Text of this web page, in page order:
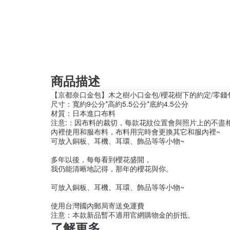
商品描述
【京都奈口金包】木之樹小口金包/櫻花樹下的約定/零錢
尺寸：寬約9公分*高約5.5公分*底約4.5公分
材質：日本進口布料
注意:：因布料的裁切，每款花紋位置會與照片上的不盡
內裡使用和服布料，布料用完時會更換其它和服內裡~
可放入銅板、耳機、耳環、飾品等等小物~
多年以後，每每看到櫻花盛開，
我仍能清晰地記得，那年的櫻花與你。
可放入銅板、耳機、耳環、飾品等等小物~
使用台灣國內郵局寄送免運費
注意：本款新品暫不適用官網購物金的折抵。